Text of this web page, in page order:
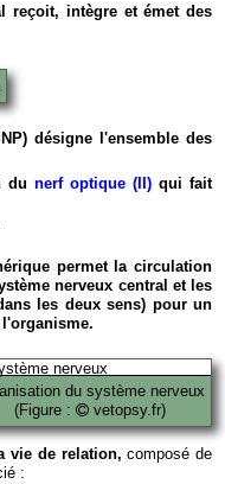
reçoit, intègre et émet des
désigne l'ensemble des
du nerf optique (II) qui fait
permet la circulation
nerveux central et les
les deux sens) pour un
du système nerveux
(Figure :
vetopsy.fr)
vie de relation, composé de
: